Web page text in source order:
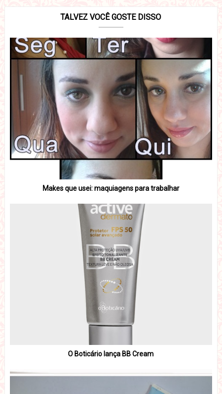
TALVEZ VOCÊ GOSTE DISSO
Makes que usei: maquiagens para trabalhar
O Boticário lança BB Cream